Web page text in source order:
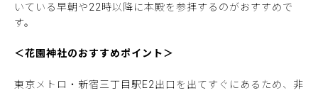
いている早朝や22時以降に本殿を参拝するのがおすすめで
す。
＜花園神社のおすすめポイント＞
東京メトロ・新宿三丁目駅E2出口を出てすぐにあるため、非